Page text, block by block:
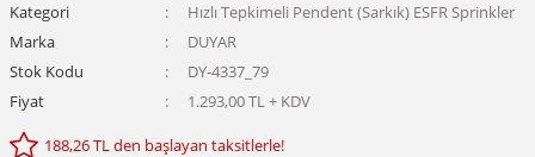
Kategori
Hızlı Tepkimeli Pendent (Sarkık) ESFR Sprinkler
Marka
DUYAR
Stok Kodu
DY-4337_79
Fiyat
1.293,00 TL + KDV
188,26 TL den başlayan taksitlerle!